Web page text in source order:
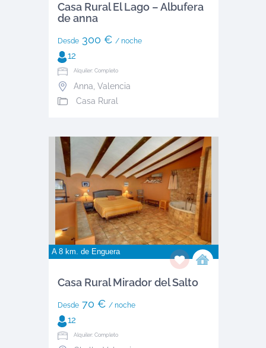
Casa Rural El Lago – Albufera
de anna
Desde300 € / noche
12
Alquiler: Completo
Anna Valencia
Casa Rural
A 8 km. de Enguera
Casa Rural Mirador del Salto
Desde70 € / noche
12
Alquiler: Completo